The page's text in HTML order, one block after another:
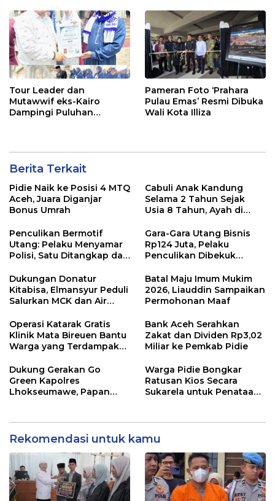
Bibit Pohon
Tour Leader dan
Mutawwif eks-Kairo
Dampingi Puluhan
Pameran Foto ‘Prahara
Pulau Emas’ Resmi Dibuka
Wali Kota Illiza
Berita Terkait
Pidie Naik ke Posisi 4 MTQ
Aceh, Juara Diganjar
Bonus Umrah
Cabuli Anak Kandung
Selama 2 Tahun Sejak
Usia 8 Tahun, Ayah di
Polisi
Penculikan Bermotif
Utang: Pelaku Menyamar
Polisi, Satu Ditangkap dan
Gara-Gara Utang Bisnis
Rp124 Juta, Pelaku
Penculikan Dibekuk
Dukungan Donatur
Kitabisa, Elmansyur Peduli
Salurkan MCK dan Air
Teubai
Batal Maju Imum Mukim
2026, Liauddin Sampaikan
Permohonan Maaf
Operasi Katarak Gratis
Klinik Mata Bireuen Bantu
Warga yang Terdampak
Bank Aceh Serahkan
Zakat dan Dividen Rp3,02
Miliar ke Pemkab Pidie
Dukung Gerakan Go
Green Kapolres
Lhokseumawe, Papan
Bibit Pohon
Warga Pidie Bongkar
Ratusan Kios Secara
Sukarela untuk Penataan
Rekomendasi untuk kamu